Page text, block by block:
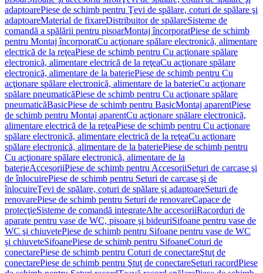
adaptoarePiese de schimb pentru Ţevi de spălare, coturi de spălare şi
adaptoareMaterial de fixareDistribuitor de spălareSisteme de
comandă a spălării pentru pisoarMontaj încorporatPiese de schimb
pentru Montaj încorporatCu acţionare spălare electronică, alimentare
electrică de la reţeaPiese de schimb pentru Cu acţionare spălare
electronică, alimentare electrică de la reţeaCu acţionare spălare
electronică, alimentare de la bateriePiese de schimb pentru Cu
acţionare spălare electronică, alimentare de la baterieCu acţionare
spălare pneumaticăPiese de schimb pentru Cu acţionare spălare
pneumaticăBasicPiese de schimb pentru BasicMontaj aparentPiese
de schimb pentru Montaj aparentCu acţionare spălare electronică,
alimentare electrică de la reţeaPiese de schimb pentru Cu acţionare
spălare electronică, alimentare electrică de la reţeaCu acţionare
spălare electronică, alimentare de la bateriePiese de schimb pentru
Cu acţionare spălare electronică, alimentare de la
baterieAccesoriiPiese de schimb pentru AccesoriiSeturi de carcase şi
de înlocuirePiese de schimb pentru Seturi de carcase şi de
înlocuireŢevi de spălare, coturi de spălare şi adaptoareSeturi de
renovarePiese de schimb pentru Seturi de renovareCapace de
protecţieSisteme de comandă integrateAlte accesoriiRacorduri de
aparate pentru vase de WC, pisoare şi bideuriSifoane pentru vase de
WC şi chiuvetePiese de schimb pentru Sifoane pentru vase de WC
şi chiuveteSifoanePiese de schimb pentru SifoaneCoturi de
conectarePiese de schimb pentru Coturi de conectareŞtuţ de
conectarePiese de schimb pentru Ştuţ de conectareSeturi racordPiese